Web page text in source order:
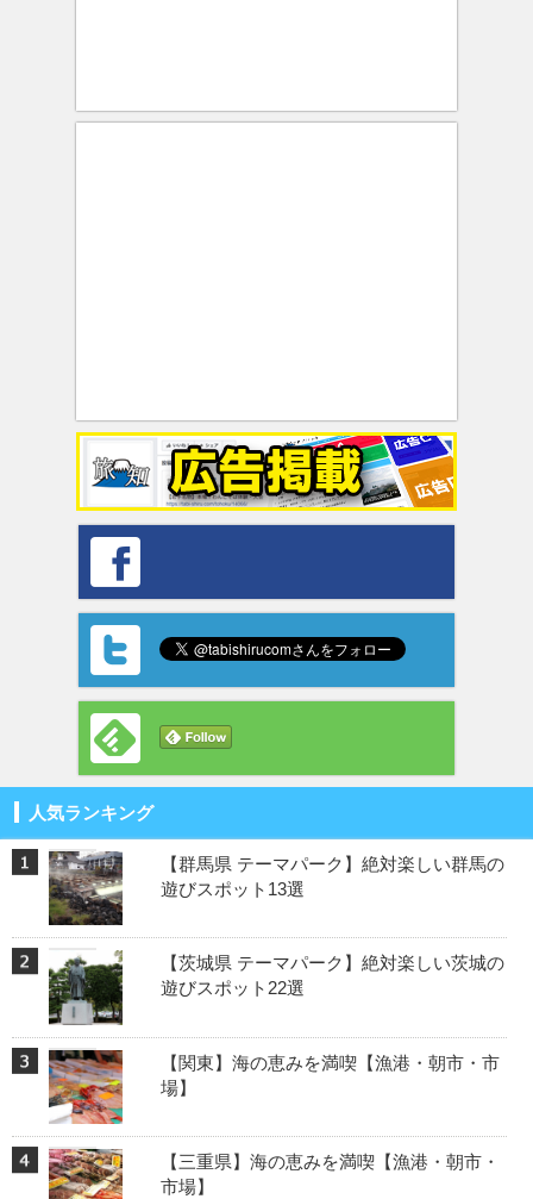
人気ランキング
【群馬県 テーマパーク】絶対楽しい群馬の
遊びスポット13選
【茨城県 テーマパーク】絶対楽しい茨城の
遊びスポット22選
【関東】海の恵みを満喫【漁港・朝市・市
場】
【三重県】海の恵みを満喫【漁港・朝市・
市場】